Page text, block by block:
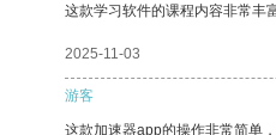
这款学习软件的课程内容非常丰
2025-11-03
游客
这款加速器app的操作非常简单